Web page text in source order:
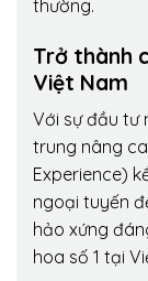
thường.
Trở thành
Việt Nam
Với sự đầu tư
trung nâng
Experience)
ngoại tuyến
hảo xứng
hoa số 1 tại